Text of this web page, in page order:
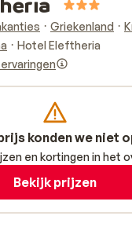
Griekenland
Hotel Eleftheria
ervaringen
konden we niet
en kortingen in het
Bekijk prijzen